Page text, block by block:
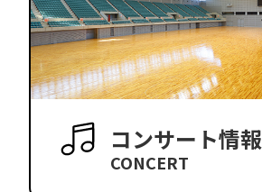
コンサート情報
CONCERT